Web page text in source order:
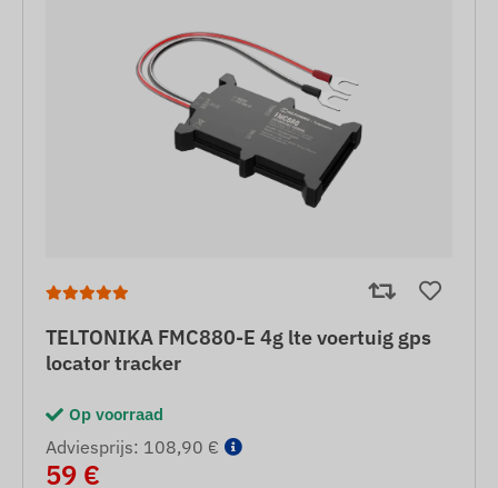
TELTONIKA FMC880-E 4g lte voertuig gps
locator tracker
Op voorraad
Adviesprijs: 108,90 €
59 €